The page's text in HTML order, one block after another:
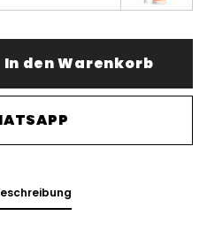
In den Warenkorb